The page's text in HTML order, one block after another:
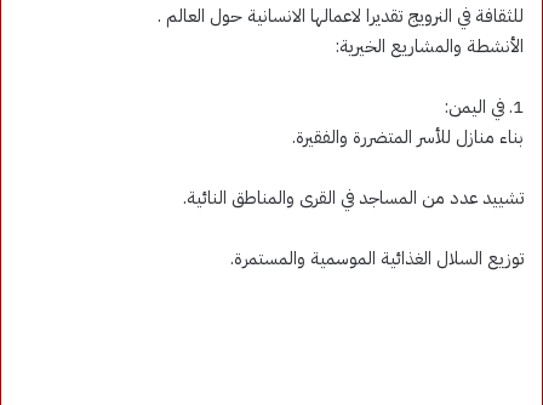
للثقافة في النرويج تقديرا لاعمالها الانسانية حول العالم .
الأنشطة والمشاريع الخيرية:
1. في اليمن:
بناء منازل للأسر المتضررة والفقيرة.
تشييد عدد من المساجد في القرى والمناطق النائية.
توزيع السلال الغذائية الموسمية والمستمرة.